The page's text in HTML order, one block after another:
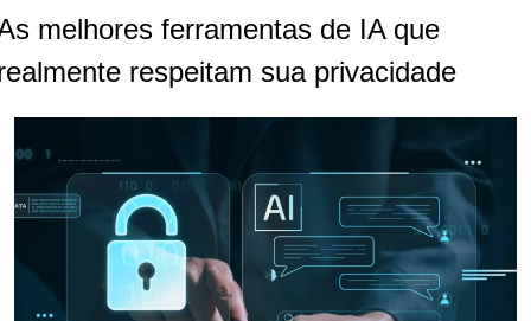
melhores ferramentas de IA que
respeitam sua privacidade